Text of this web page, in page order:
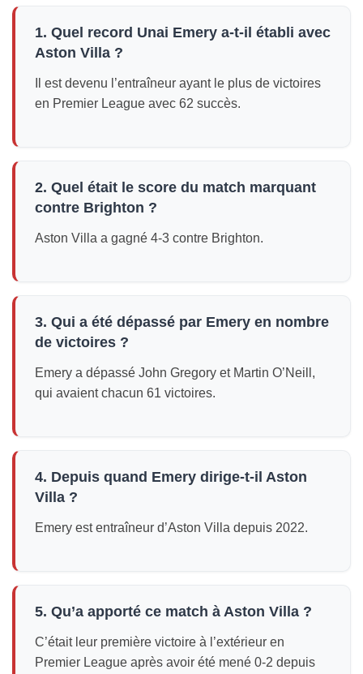
1. Quel record Unai Emery a-t-il établi avec
Aston Villa ?
Il est devenu l’entraîneur ayant le plus de victoires
en Premier League avec 62 succès.
2. Quel était le score du match marquant
contre Brighton ?
Aston Villa a gagné 4-3 contre Brighton.
3. Qui a été dépassé par Emery en nombre
de victoires ?
Emery a dépassé John Gregory et Martin O’Neill,
qui avaient chacun 61 victoires.
4. Depuis quand Emery dirige-t-il Aston
Villa ?
Emery est entraîneur d’Aston Villa depuis 2022.
5. Qu’a apporté ce match à Aston Villa ?
C’était leur première victoire à l’extérieur en
Premier League après avoir été mené 0-2 depuis